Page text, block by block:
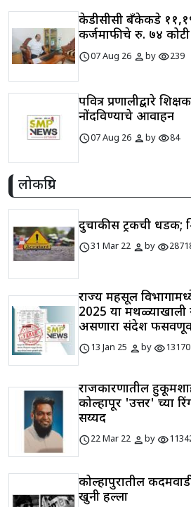
केडीसीसी बँकेकडे
कर्जमाफीचे रु. ७४
schedule07 Aug 26 personbyvisibility239
पवित्र प्रणालीद्वारे
नोंदविण्याचे आवाहन
schedule07 Aug 26 personbyvisibility84
लोकप्रिय
दुचाकीस ट्रकची धडक;
schedule31 Mar 22 personbyvisibility
राज्य महसूल
2025 या मथळ्याखाली
असणारा संदेश
schedule13 Jan 25 personbyvisibility13170
राजकारणातील
कोल्हापूर 'उत्तर' च्या
सय्यद
schedule22 Mar 22 personbyvisibility
कोल्हापुरातील
खुनी हल्ला